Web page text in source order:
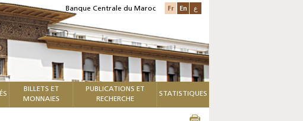
Banque Centrale du Maroc Fr En ع
BILLETS ET
MONNAIES
PUBLICATIONS ET
RECHERCHE
STATISTIQUES